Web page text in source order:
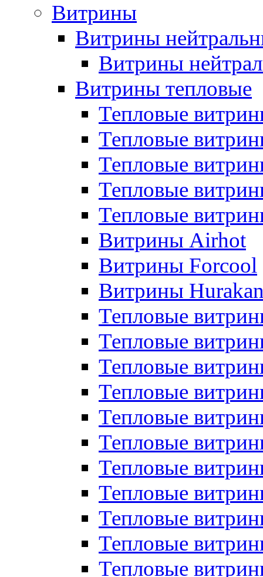
Витрины
Витрины
Витрины
Витрины тепловые
Тепловые
Тепловые
Тепловые
Тепловые
Тепловые
Витрины Airhot
Витрины Forcool
Витрины
Тепловые
Тепловые
Тепловые
Тепловые
Тепловые
Тепловые
Тепловые
Тепловые
Тепловые
Тепловые
Тепловые